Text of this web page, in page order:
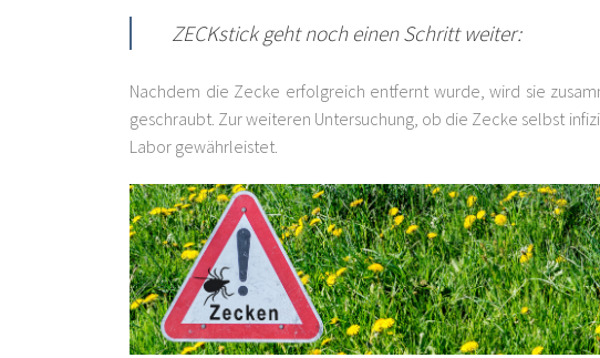
ZECKstick geht noch einen Schritt weiter:
Nachdem die Zecke erfolgreich entfernt wurde, wird sie
geschraubt. Zur weiteren Untersuchung, ob die Zecke selbst
Labor gewährleistet.